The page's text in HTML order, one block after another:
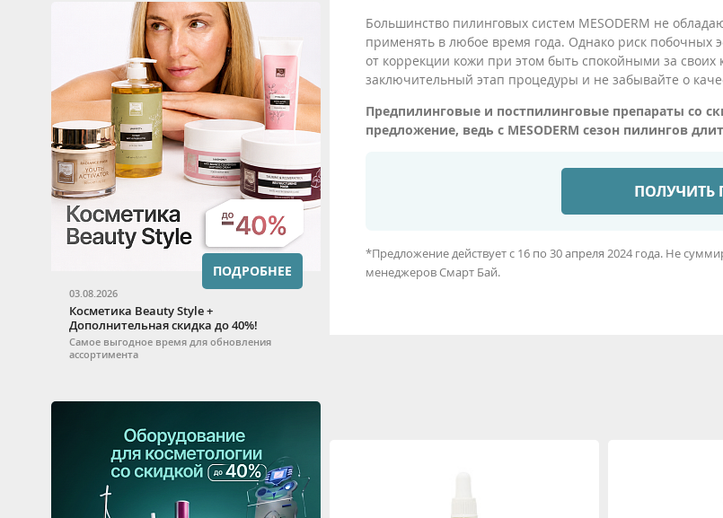
03.08.2026
Косметика Beauty Style +
Дополнительная скидка до 40%!
Самое выгодное время для обновления
ассортимента
ПОДРОБНЕЕ
Большинство пилинговых систем MESODERM не
применять в любое время года. Однако риск побочных
от коррекции кожи при этом быть спокойными за
заключительный этап процедуры и не забывайте о
Предпилинговые и постпилинговые препараты со
предложение, ведь с MESODERM сезон пилингов
*Предложение действует с 16 по 30 апреля 2024 года. Не
менеджеров Смарт Бай.